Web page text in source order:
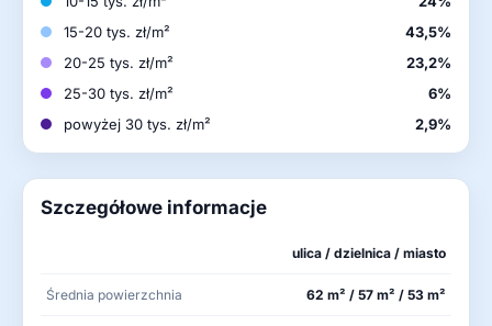
15-20 tys. zł/m²
43,5%
20-25 tys. zł/m²
23,2%
25-30 tys. zł/m²
6%
powyżej 30 tys. zł/m²
2,9%
Szczegółowe informacje
ulica / dzielnica / miasto
Średnia powierzchnia 62 m² / 57 m² / 53 m²